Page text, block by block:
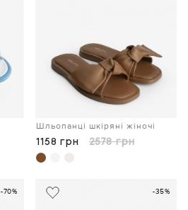
Шльопанці шкіряні жіночі
1158 грн 2578 грн
-70% -35%